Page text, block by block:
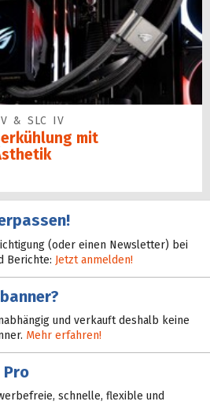
& SLC IV
mit
(oder einen Newsletter) bei
Berichte: Jetzt anmelden!
und verkauft deshalb keine
Mehr erfahren!
Pro
schnelle, flexible und